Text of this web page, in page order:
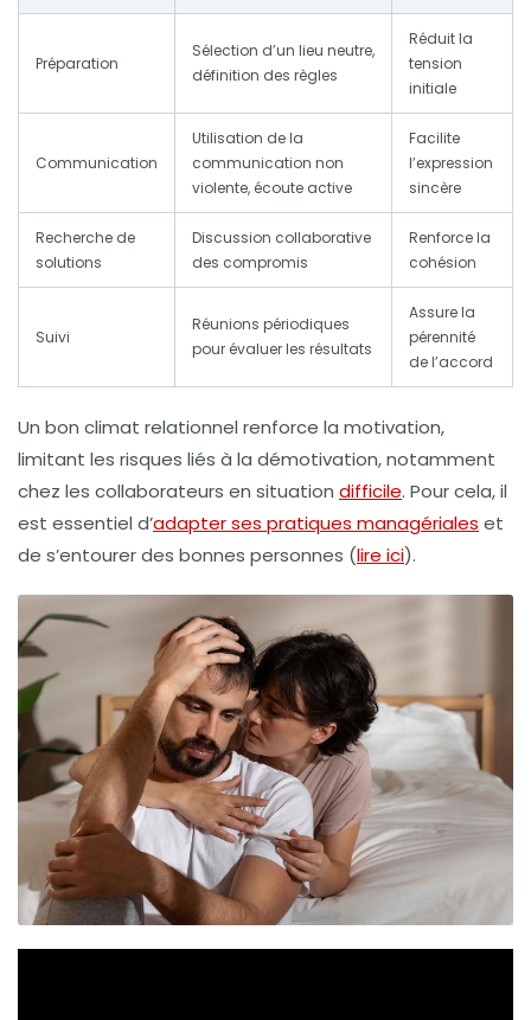
Préparation
Sélection d’un lieu neutre,
définition des règles
Réduit la
tension
initiale
Communication
Utilisation de la
communication non
violente, écoute active
Facilite
l’expression
sincère
Recherche de
solutions
Discussion collaborative
des compromis
Renforce la
cohésion
Suivi
Réunions périodiques
pour évaluer les résultats
Assure la
pérennité
de l’accord
Un bon climat relationnel renforce la motivation,
limitant les risques liés à la démotivation, notamment
chez les collaborateurs en situation difficile. Pour cela, il
est essentiel d’adapter ses pratiques managériales et
de s’entourer des bonnes personnes (lire ici).